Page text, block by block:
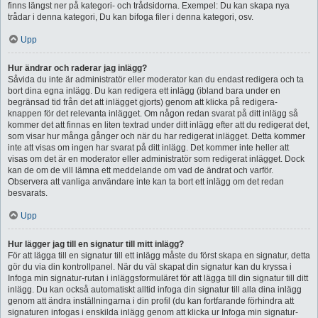
finns längst ner på kategori- och trådsidorna. Exempel: Du kan skapa nya
trådar i denna kategori, Du kan bifoga filer i denna kategori, osv.
Upp
Hur ändrar och raderar jag inlägg?
Såvida du inte är administratör eller moderator kan du endast redigera och ta
bort dina egna inlägg. Du kan redigera ett inlägg (ibland bara under en
begränsad tid från det att inlägget gjorts) genom att klicka på redigera-
knappen för det relevanta inlägget. Om någon redan svarat på ditt inlägg så
kommer det att finnas en liten textrad under ditt inlägg efter att du redigerat det,
som visar hur många gånger och när du har redigerat inlägget. Detta kommer
inte att visas om ingen har svarat på ditt inlägg. Det kommer inte heller att
visas om det är en moderator eller administratör som redigerat inlägget. Dock
kan de om de vill lämna ett meddelande om vad de ändrat och varför.
Observera att vanliga användare inte kan ta bort ett inlägg om det redan
besvarats.
Upp
Hur lägger jag till en signatur till mitt inlägg?
För att lägga till en signatur till ett inlägg måste du först skapa en signatur, detta
gör du via din kontrollpanel. När du väl skapat din signatur kan du kryssa i
Infoga min signatur-rutan i inläggsformuläret för att lägga till din signatur till ditt
inlägg. Du kan också automatiskt alltid infoga din signatur till alla dina inlägg
genom att ändra inställningarna i din profil (du kan fortfarande förhindra att
signaturen infogas i enskilda inlägg genom att klicka ur Infoga min signatur-